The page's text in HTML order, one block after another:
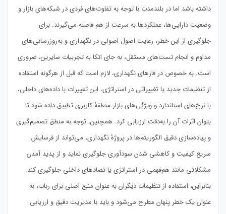
داشته باشد اما در بلندمدت با توجه به تفاوت‌های فردی در شبکه‌های بازار و
وضعیت دارایی‌ها، عملکردها به سرعت از هم فاصله می‌گیرند. برای
جلوگیری از این خطر، رعایت اصول اصولی در نگهداری و به‌روزرسانی‌های
مداوم و انجام تست‌های مستقل، به جای اتکا به تجربیات سایرین، ضروری
است. به خصوص در فازهای نگهداری، لازم است که قبل از هرگونه استفاده
از تنظیمات جدید یا تغییراتی در استراتژی، این تغییرات با داده‌های داخلی،
با نرخ‌های استاندارد و ویژگی‌های بازار منطقهٔ کاربری تطبیق داده شود تا
بتوان اثرات آن را به‌دقت ارزیابی کرد. همچنین، توجه به منطق تصمیم‌گیری
و پیاده‌سازی دقیق الگوریتم‌ها در پروژهٔ نگهداری، می‌تواند از فرسایش
سریع کیفیت و کاهشی شدن سودآوری جلوگیری نماید و از پدید آمدن
مشکلاتی مانند هم‌فهمی در استراتژی یا تضادهای داخلی جلوگیری کند.
بنابراین، استفاده از تنظیمات دیگران به عنوان منبع اصلی برای ربات، به
عنوان یک خطر پنهان مطرح می‌شود و باید با مدیریت دقیق و ارزیابی